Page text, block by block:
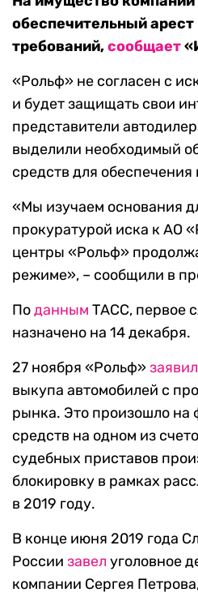
обеспечительный
требований,сообщает
«Рольф» не согласен с
и будет защищать свои
представители
выделили необходимый
средств для обеспечения
«Мы изучаем основания
прокуратурой иска к АО
центры «Рольф»
режиме», – сообщили в
Поданным ТАСС, первое
назначено на 14 декабря.
27 ноября «Рольф»заявил
выкупа автомобилей с
рынка. Это произошло на
средств на одном из
судебных приставов
блокировку в рамках
в 2019 году.
В конце июня 2019 года
России завел уголовное
компании Сергея